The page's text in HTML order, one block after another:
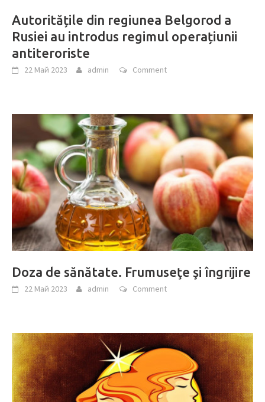
Autoritățile din regiunea Belgorod a
Rusiei au introdus regimul operațiunii
antiteroriste
22 Май 2023 admin Comment
Doza de sănătate. Frumuseţe şi îngrijire
22 Май 2023 admin Comment